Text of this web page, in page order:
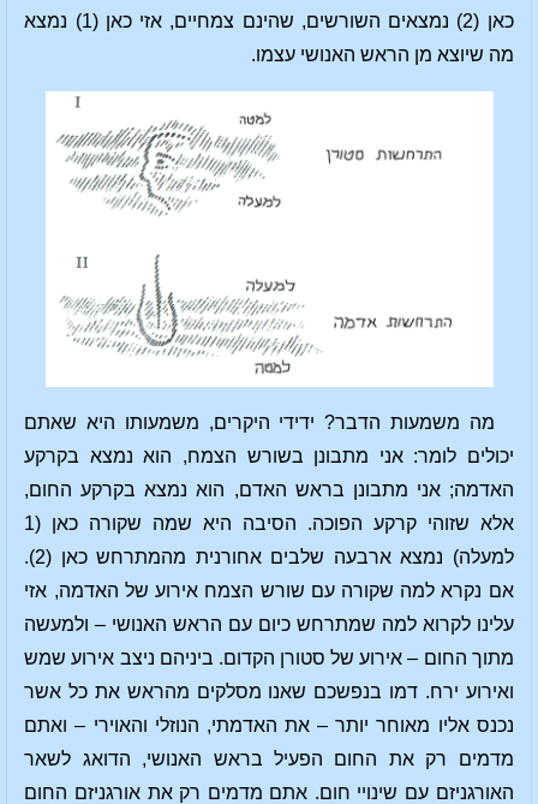
כאן (2) נמצאים השורשים, שהינם צמחיים, אזי כאן (1) נמצא
מה שיוצא מן הראש האנושי עצמו.
מה משמעות הדבר? ידידי היקרים, משמעותו היא שאתם
יכולים לומר: אני מתבונן בשורש הצמח, הוא נמצא בקרקע
האדמה; אני מתבונן בראש האדם, הוא נמצא בקרקע החום,
אלא שזוהי קרקע הפוכה. הסיבה היא שמה שקורה כאן (1
למעלה) נמצא ארבעה שלבים אחורנית מהמתרחש כאן (2).
אם נקרא למה שקורה עם שורש הצמח אירוע של האדמה, אזי
עלינו לקרוא למה שמתרחש כיום עם הראש האנושי – ולמעשה
מתוך החום – אירוע של סטורן הקדום. ביניהם ניצב אירוע שמש
ואירוע ירח. דמו בנפשכם שאנו מסלקים מהראש את כל אשר
נכנס אליו מאוחר יותר – את האדמתי, הנוזלי והאוירי – ואתם
מדמים רק את החום הפעיל בראש האנושי, הדואג לשאר
האורגניזם עם שינויי חום. אתם מדמים רק את אורגניזם החום